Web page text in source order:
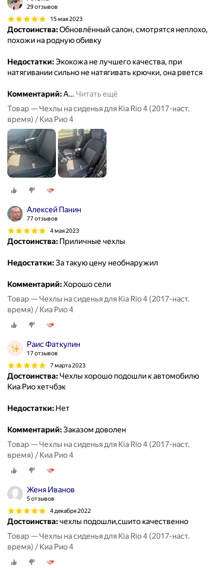
29 отзывов
15 мая 2023
Достоинства:Обновлённый салон, смотрятся неплохо,
похожи на родную обивку
Недостатки:Экокожа не лучшего качества, при
натягивании сильно не натягивать крючки, она рвется
Комментарий:А… Читать ещё
Товар — Чехлы на сиденья для Kia Rio 4 (2017-наст.
время) / Киа Рио 4
Алексей Панин
77 отзывов
4 мая 2023
Достоинства: Приличные чехлы
Недостатки:За такую цену необнаружил
Комментарий:Хорошо сели
Товар — Чехлы на сиденья для Kia Rio 4 (2017-наст.
время) / Киа Рио 4
Раис Фаткулин
17 отзывов
7 марта 2023
Достоинства: Чехлы хорошо подошли к автомобилю
Киа Рио хетчбэк
Недостатки: Нет
Комментарий:Заказом доволен
Товар — Чехлы на сиденья для Kia Rio 4 (2017-наст.
время) / Киа Рио 4
Женя Иванов
5 отзывов
4 декабря 2022
Достоинства: чехлы подошли,сшито качественно
Товар — Чехлы на сиденья для Kia Rio 4 (2017-наст.
время) / Киа Рио 4